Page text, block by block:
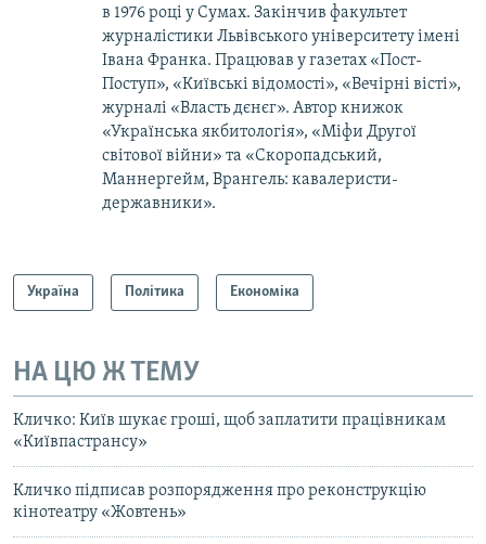
в 1976 році у Сумах. Закінчив факультет
журналістики Львівського університету імені
Івана Франка. Працював у газетах «Пост-
Поступ», «Київські відомості», «Вечірні вісті»,
журналі «Власть дєнєг». Автор книжок
«Українська якбитологія», «Міфи Другої
світової війни» та «Скоропадський,
Маннергейм, Врангель: кавалеристи-
державники».
Україна Політика Економіка
НА ЦЮ Ж ТЕМУ
Кличко: Київ шукає гроші, щоб заплатити працівникам
«Київпастрансу»
Кличко підписав розпорядження про реконструкцію
кінотеатру «Жовтень»